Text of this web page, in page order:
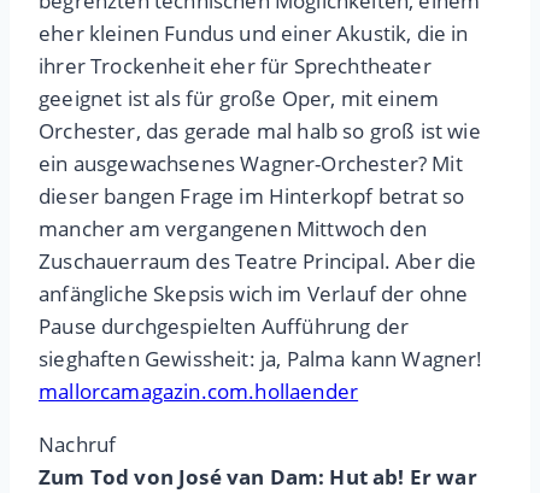
eher kleinen Fundus und einer Akustik, die in
ihrer Trockenheit eher für Sprechtheater
geeignet ist als für große Oper, mit einem
Orchester, das gerade mal halb so groß ist wie
ein ausgewachsenes Wagner-Orchester? Mit
dieser bangen Frage im Hinterkopf betrat so
mancher am vergangenen Mittwoch den
Zuschauerraum des Teatre Principal. Aber die
anfängliche Skepsis wich im Verlauf der ohne
Pause durchgespielten Aufführung der
sieghaften Gewissheit: ja, Palma kann Wagner!
mallorcamagazin.com.hollaender
Nachruf
Zum Tod von José van Dam: Hut ab! Er war